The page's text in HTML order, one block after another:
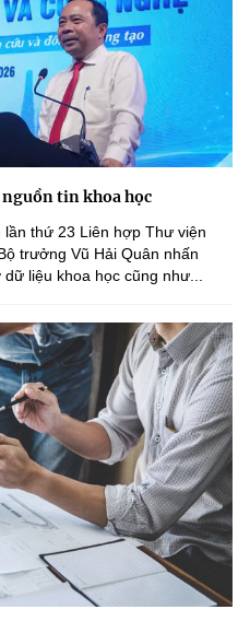
tin khoa học
thứ 23 Liên hợp Thư viện
trưởng Vũ Hải Quân nhấn
liệu khoa học cũng như...